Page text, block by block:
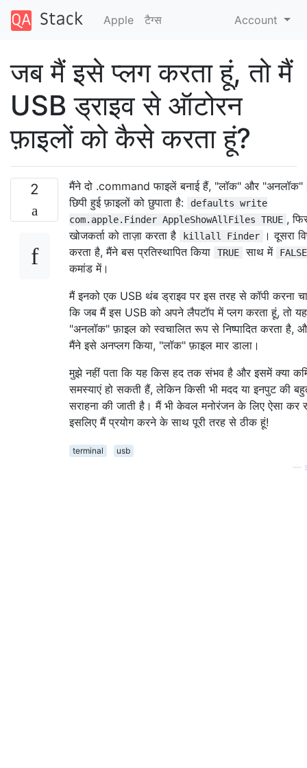
Apple टैग्‍स Account
जब मैं इसे प्लग करता हूं, तो मैं
USB ड्राइव से ऑटोरन
फ़ाइलों को कैसे करता हूं?
2
मैंने दो .command फाइलें बनाई हैं, "लॉक" और
छिपी हुई फ़ाइलों को छुपाता है:
defaults write
com.apple.Finder AppleShowAllFiles TRUE ,
खोजकर्ता को ताज़ा करता है
killall Finder
। दूसरा
करता है, मैंने बस प्रतिस्थापित किया
TRUE साथ में FALSE
कमांड में।
मैं इनको एक USB थंब ड्राइव पर इस तरह से कॉपी करना
कि जब मैं इस USB को अपने लैपटॉप में प्लग करता हूं, तो यह
"अनलॉक" फ़ाइल को स्वचालित रूप से निष्पादित करता है,
मैंने इसे अनप्लग किया, "लॉक" फ़ाइल मार डाला।
मुझे नहीं पता कि यह किस हद तक संभव है और इसमें क्या
समस्याएं हो सकती हैं, लेकिन किसी भी मदद या इनपुट की
सराहना की जाती है। मैं भी केवल मनोरंजन के लिए ऐसा कर
इसलिए मैं प्रयोग करने के साथ पूरी तरह से ठीक हूं!
terminal
usb